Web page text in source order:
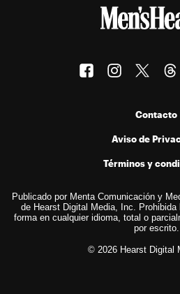
Contacto
Aviso de
Términos y
Publicado por Menta Comunicación y
de Hearst Digital Media, Inc. Prohibida
forma en cualquier idioma, total o
por escrito.
© 2026 Hearst Digital